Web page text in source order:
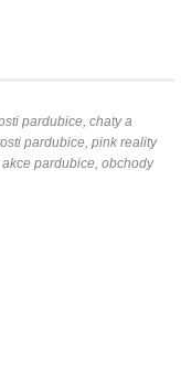
pardubice, chaty a
pardubice, pink reality
pardubice, obchody